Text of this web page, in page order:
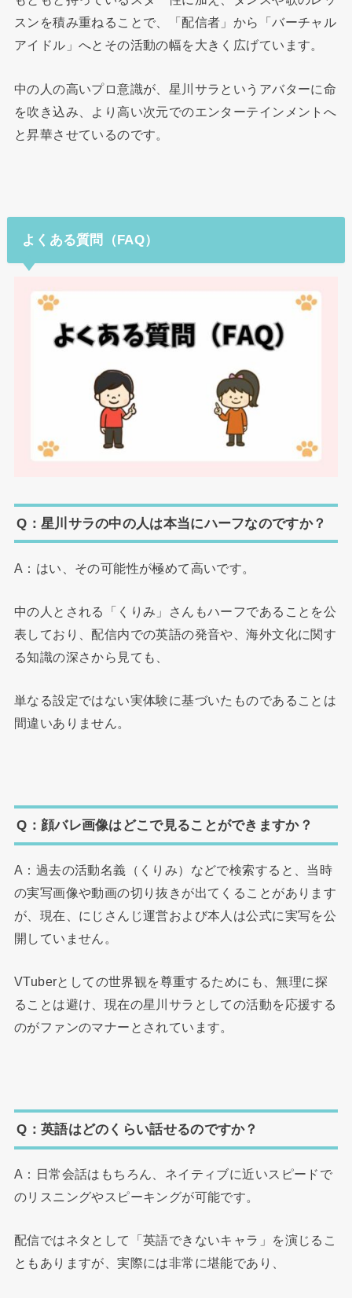
スンを積み重ねることで、「配信者」から「バーチャル
アイドル」へとその活動の幅を大きく広げています。
中の人の高いプロ意識が、星川サラというアバターに命
を吹き込み、より高い次元でのエンターテインメントへ
と昇華させているのです。
よくある質問（FAQ）
Q：星川サラの中の人は本当にハーフなのですか？
A：はい、その可能性が極めて高いです。
中の人とされる「くりみ」さんもハーフであることを公
表しており、配信内での英語の発音や、海外文化に関す
る知識の深さから見ても、
単なる設定ではない実体験に基づいたものであることは
間違いありません。
Q：顔バレ画像はどこで見ることができますか？
A：過去の活動名義（くりみ）などで検索すると、当時
の実写画像や動画の切り抜きが出てくることがあります
が、現在、にじさんじ運営および本人は公式に実写を公
開していません。
VTuberとしての世界観を尊重するためにも、無理に探
ることは避け、現在の星川サラとしての活動を応援する
のがファンのマナーとされています。
Q：英語はどのくらい話せるのですか？
A：日常会話はもちろん、ネイティブに近いスピードで
のリスニングやスピーキングが可能です。
配信ではネタとして「英語できないキャラ」を演じるこ
ともありますが、実際には非常に堪能であり、